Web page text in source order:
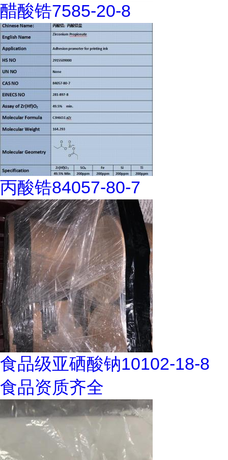
醋酸锆7585-20-8
丙酸锆84057-80-7
食品级亚硒酸钠10102-18-8
食品资质齐全